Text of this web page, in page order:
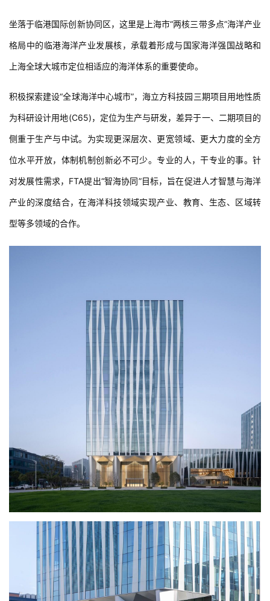
坐落于临港国际创新协同区，这里是上海市“两核三带多点”海洋产业
格局中的临港海洋产业发展核，承载着形成与国家海洋强国战略和
上海全球大城市定位相适应的海洋体系的重要使命。
积极探索建设“全球海洋中心城市”，海立方科技园三期项目用地性质
为科研设计用地(C65)，定位为生产与研发，差异于一、二期项目的
侧重于生产与中试。为实现更深层次、更宽领域、更大力度的全方
位水平开放，体制机制创新必不可少。专业的人，干专业的事。针
对发展性需求，FTA提出“智海协同”目标，旨在促进人才智慧与海洋
产业的深度结合，在海洋科技领域实现产业、教育、生态、区域转
型等多领域的合作。